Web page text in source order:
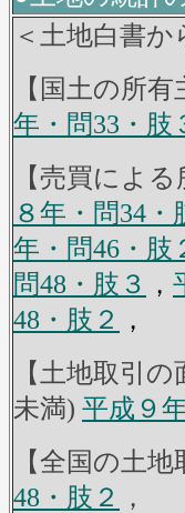
＜土地白書
【国土の所
年・問33・肢
【売買によ
８年・問34・
年・問46・肢
問48・肢３ ，
48・肢２
，
【土地取引
未満) 平成９
【全国の土地
48・肢２
，